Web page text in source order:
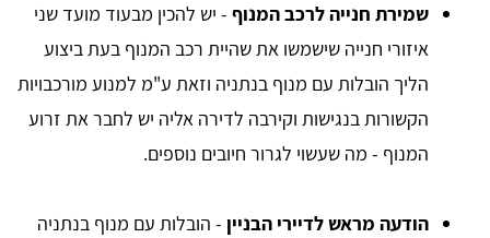
שמירת חנייה לרכב המנוף - יש להכין מבעוד מועד שני
איזורי חנייה שישמשו את שהיית רכב המנוף בעת ביצוע
הליך הובלות עם מנוף בנתניה וזאת ע"מ למנוע מורכבויות
הקשורות בנגישות וקירבה לדירה אליה יש לחבר את זרוע
המנוף - מה שעשוי לגרור חיובים נוספים.
הודעה מראש לדיירי הבניין - הובלות עם מנוף בנתניה